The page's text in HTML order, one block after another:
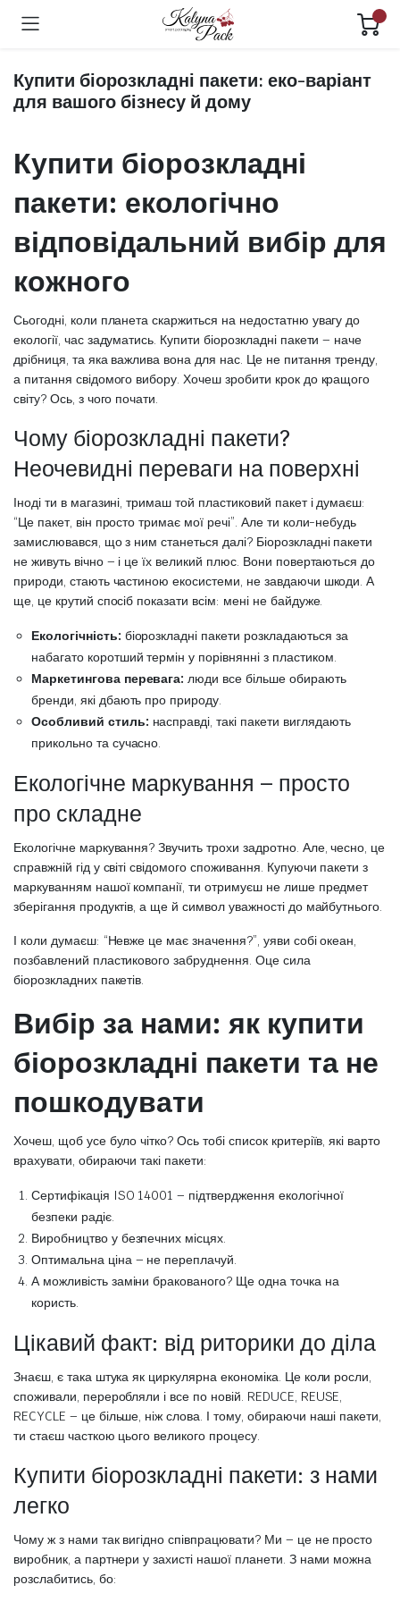
Купити біорозкладні пакети: еко-варіант
для вашого бізнесу й дому
Купити біорозкладні
пакети: екологічно
відповідальний вибір для
кожного
Сьогодні, коли планета скаржиться на недостатню увагу до
екології, час задуматись. Купити біорозкладні пакети – наче
дрібниця, та яка важлива вона для нас. Це не питання тренду,
а питання свідомого вибору. Хочеш зробити крок до кращого
світу? Ось, з чого почати.
Чому біорозкладні пакети?
Неочевидні переваги на поверхні
Іноді ти в магазині, тримаш той пластиковий пакет і думаєш:
“Це пакет, він просто тримає мої речі”. Але ти коли-небудь
замислювався, що з ним станеться далі? Біорозкладні пакети
не живуть вічно – і це їх великий плюс. Вони повертаються до
природи, стають частиною екосистеми, не завдаючи шкоди. А
ще, це крутий спосіб показати всім: мені не байдуже.
Екологічність: біорозкладні пакети розкладаються за
набагато коротший термін у порівнянні з пластиком.
Маркетингова перевага: люди все більше обирають
бренди, які дбають про природу.
Особливий стиль: насправді, такі пакети виглядають
прикольно та сучасно.
Екологічне маркування – просто
про складне
Екологічне маркування? Звучить трохи задротно. Але, чесно, це
справжній гід у світі свідомого споживання. Купуючи пакети з
маркуванням нашої компанії, ти отримуєш не лише предмет
зберігання продуктів, а ще й символ уважності до майбутнього.
І коли думаєш: “Невже це має значення?”, уяви собі океан,
позбавлений пластикового забруднення. Оце сила
біорозкладних пакетів.
Вибір за нами: як купити
біорозкладні пакети та не
пошкодувати
Хочеш, щоб усе було чітко? Ось тобі список критеріїв, які варто
врахувати, обираючи такі пакети:
Сертифікація ISO 14001 – підтвердження екологічної
безпеки радіє.
Виробництво у безпечних місцях.
Оптимальна ціна – не переплачуй.
А можливість заміни бракованого? Ще одна точка на
користь.
Цікавий факт: від риторики до діла
Знаєш, є така штука як циркулярна економіка. Це коли росли,
споживали, переробляли і все по новій. REDUCE, REUSE,
RECYCLE – це більше, ніж слова. І тому, обираючи наші пакети,
ти стаєш часткою цього великого процесу.
Купити біорозкладні пакети: з нами
легко
Чому ж з нами так вигідно співпрацювати? Ми – це не просто
виробник, а партнери у захисті нашої планети. З нами можна
розслабитись, бо: